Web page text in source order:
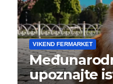
VIKEND FERMARKET
upoznajte